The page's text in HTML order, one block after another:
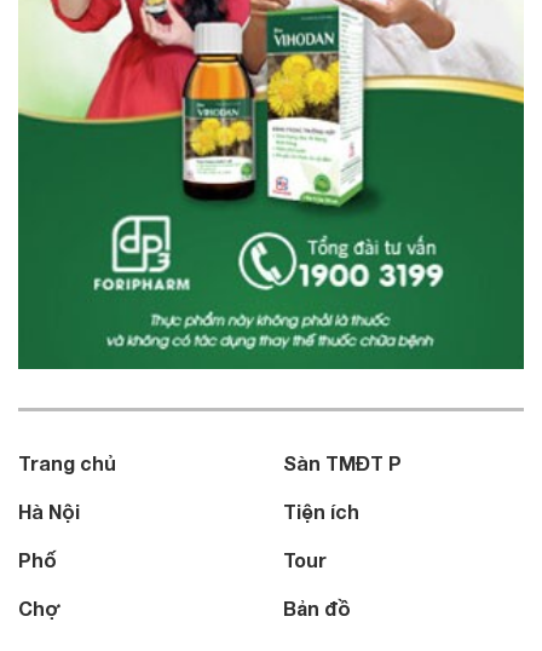
Trang chủ
Hà Nội
Phố
Chợ
Sàn TMĐT P
Tiện ích
Tour
Bản đồ